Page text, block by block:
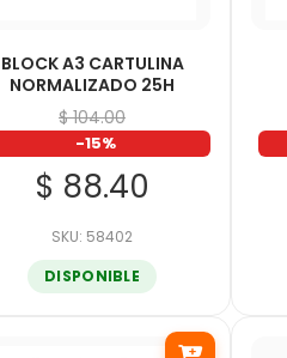
BLOCK A3 CARTULINA
NORMALIZADO 25H
$ 104.00
-15%
$ 88.40
SKU: 58402
DISPONIBLE